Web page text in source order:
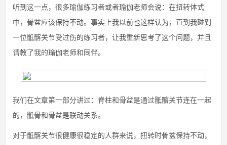
听到这一点，很多瑜伽练习者或者瑜伽老师会说：在扭转体式
中，骨盆应该保持不动。事实上我以前也这样认为，直到我碰到
一位骶髂关节受过伤的练习者，让我重新思考了这个问题，并且
请教了我的瑜伽老师和同伴。
我们在文章第一部分讲过：脊柱和骨盆是通过骶髂关节连在一起
的，骶骨和骨盆是联动关系。
对于骶髂关节很健康很稳定的人群来说，扭转时骨盆保持不动，